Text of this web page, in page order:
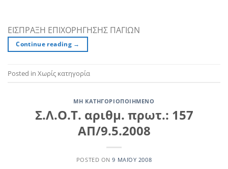
ΕΙΣΠΡΑΞΗ ΕΠΙΧΟΡΗΓΗΣΗΣ ΠΑΓΙΩΝ
Continue reading →
Posted in Χωρίς κατηγορία
ΜΗ ΚΑΤΗΓΟΡΙΟΠΟΙΗΜΈΝΟ
Σ.Λ.Ο.Τ. αριθμ. πρωτ.: 157
ΑΠ/9.5.2008
POSTED ON9 ΜΑΪ́ΟΥ 2008